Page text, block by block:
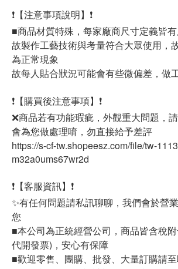
❗【注意事項說明】❗
■商品材質特殊，每家廠商尺寸定義皆有
故製作工藝技術與考量符合大眾使用，
為正常現象
故每人貼合狀況可能會有些微偏差，做
❗【購買後注意事項】❗
❌商品若有功能瑕疵，外觀重大問題，
會為您做處理唷，勿直接給予差評
https://s-cf-tw.shopeesz.com/file/tw-
m32a0ums67wr2d
❗【客服資訊】❗
✨有任何問題請私訊聊聊，我們會於營
您
■本公司為正統經營公司，商品皆含稅
代開發票)，安心有保障
■歡迎零售、團購、批發、大量訂購請